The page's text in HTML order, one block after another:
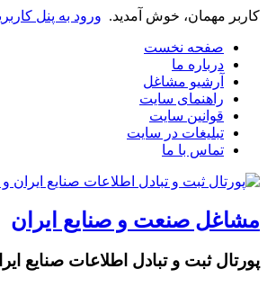
کاربر مهمان، خوش آمدید. ورود به پنل
صفحه نخست
درباره ما
آرشیو مشاغل
راهنمای سایت
قوانین سایت
تبلیغات در سایت
تماس با ما
مشاغل صنعت و صنایع ایران
پورتال ثبت و تبادل اطلاعات صنایع